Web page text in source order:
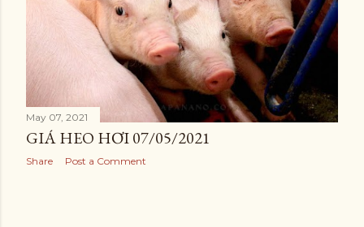
May 07, 2021
GIÁ HEO HƠI 07/05/2021
Share Post a Comment